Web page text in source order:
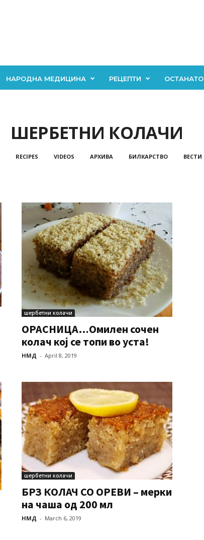
НАРОДНА МЕДИЦИНА РЕЦЕПТИ ОСТАНАТО
ШЕРБЕТНИ КОЛАЧИ
RECIPES VIDEOS АРХИВА БИЛКАРСТВО ВЕСТИ
шербетни колачи
ОРАСНИЦА…Омилен сочен
колач кој се топи во уста!
НМД - April 8, 2019
шербетни колачи
БРЗ КОЛАЧ СО ОРЕВИ – мерки
на чаша од 200 мл
НМД - March 6, 2019